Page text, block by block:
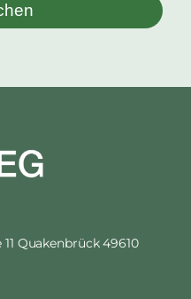
Quakenbrück 49610